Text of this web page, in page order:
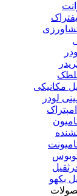
مکانیکی
لودر
بکهو